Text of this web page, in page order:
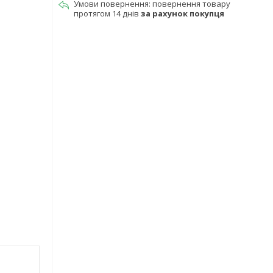
повернення товару
протягом 14 днів за рахунок покупця